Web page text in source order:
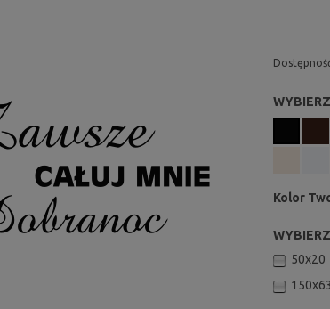
Kolor
50x20
150x63